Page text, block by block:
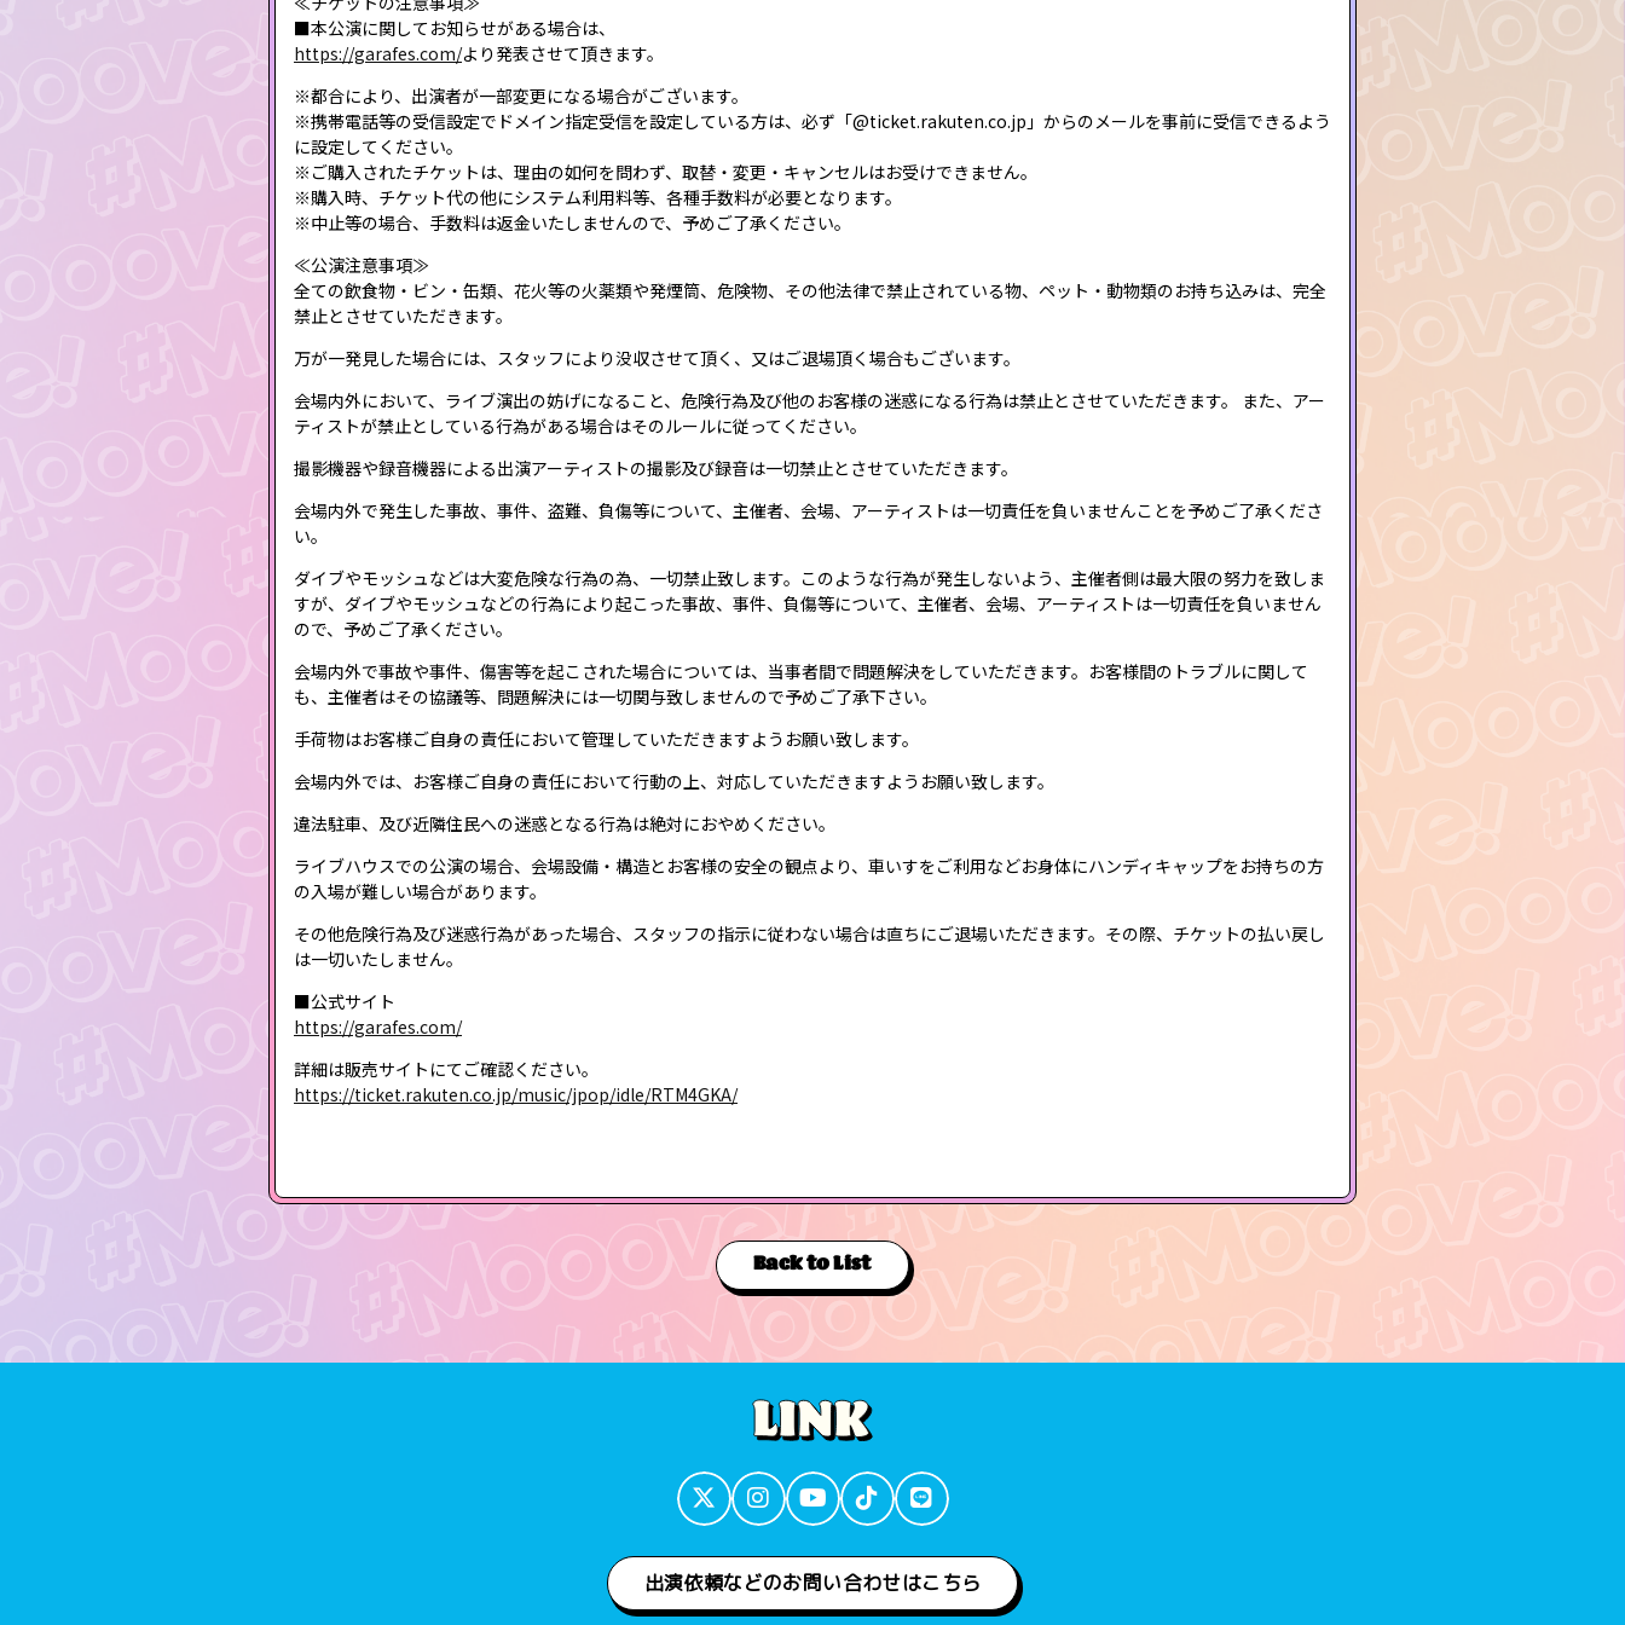
■本公演に関してお知らせがある場合は、
https://garafes.com/より発表させて頂きます。
※都合により、出演者が一部変更になる場合がございます。
※携帯電話等の受信設定でドメイン指定受信を設定している方は、必ず「@ticket.rakuten.co.jp」からのメールを事前に受信できるよう
に設定してください。
※ご購入されたチケットは、理由の如何を問わず、取替・変更・キャンセルはお受けできません。
※購入時、チケット代の他にシステム利用料等、各種手数料が必要となります。
※中止等の場合、手数料は返金いたしませんので、予めご了承ください。
≪公演注意事項≫
全ての飲食物・ビン・缶類、花火等の火薬類や発煙筒、危険物、その他法律で禁止されている物、ペット・動物類のお持ち込みは、完全
禁止とさせていただきます。
万が一発見した場合には、スタッフにより没収させて頂く、又はご退場頂く場合もございます。
会場内外において、ライブ演出の妨げになること、危険行為及び他のお客様の迷惑になる行為は禁止とさせていただきます。 また、アー
ティストが禁止としている行為がある場合はそのルールに従ってください。
撮影機器や録音機器による出演アーティストの撮影及び録音は一切禁止とさせていただきます。
会場内外で発生した事故、事件、盗難、負傷等について、主催者、会場、アーティストは一切責任を負いませんことを予めご了承くださ
い。
ダイブやモッシュなどは大変危険な行為の為、一切禁止致します。このような行為が発生しないよう、主催者側は最大限の努力を致しま
すが、ダイブやモッシュなどの行為により起こった事故、事件、負傷等について、主催者、会場、アーティストは一切責任を負いません
ので、予めご了承ください。
会場内外で事故や事件、傷害等を起こされた場合については、当事者間で問題解決をしていただきます。お客様間のトラブルに関して
も、主催者はその協議等、問題解決には一切関与致しませんので予めご了承下さい。
手荷物はお客様ご自身の責任において管理していただきますようお願い致します。
会場内外では、お客様ご自身の責任において行動の上、対応していただきますようお願い致します。
違法駐車、及び近隣住民への迷惑となる行為は絶対におやめください。
ライブハウスでの公演の場合、会場設備・構造とお客様の安全の観点より、車いすをご利用などお身体にハンディキャップをお持ちの方
の入場が難しい場合があります。
その他危険行為及び迷惑行為があった場合、スタッフの指示に従わない場合は直ちにご退場いただきます。その際、チケットの払い戻し
は一切いたしません。
■公式サイト
https://garafes.com/
詳細は販売サイトにてご確認ください。
https://ticket.rakuten.co.jp/music/jpop/idle/RTM4GKA/
Back to List
出演依頼などのお問い合わせはこちら